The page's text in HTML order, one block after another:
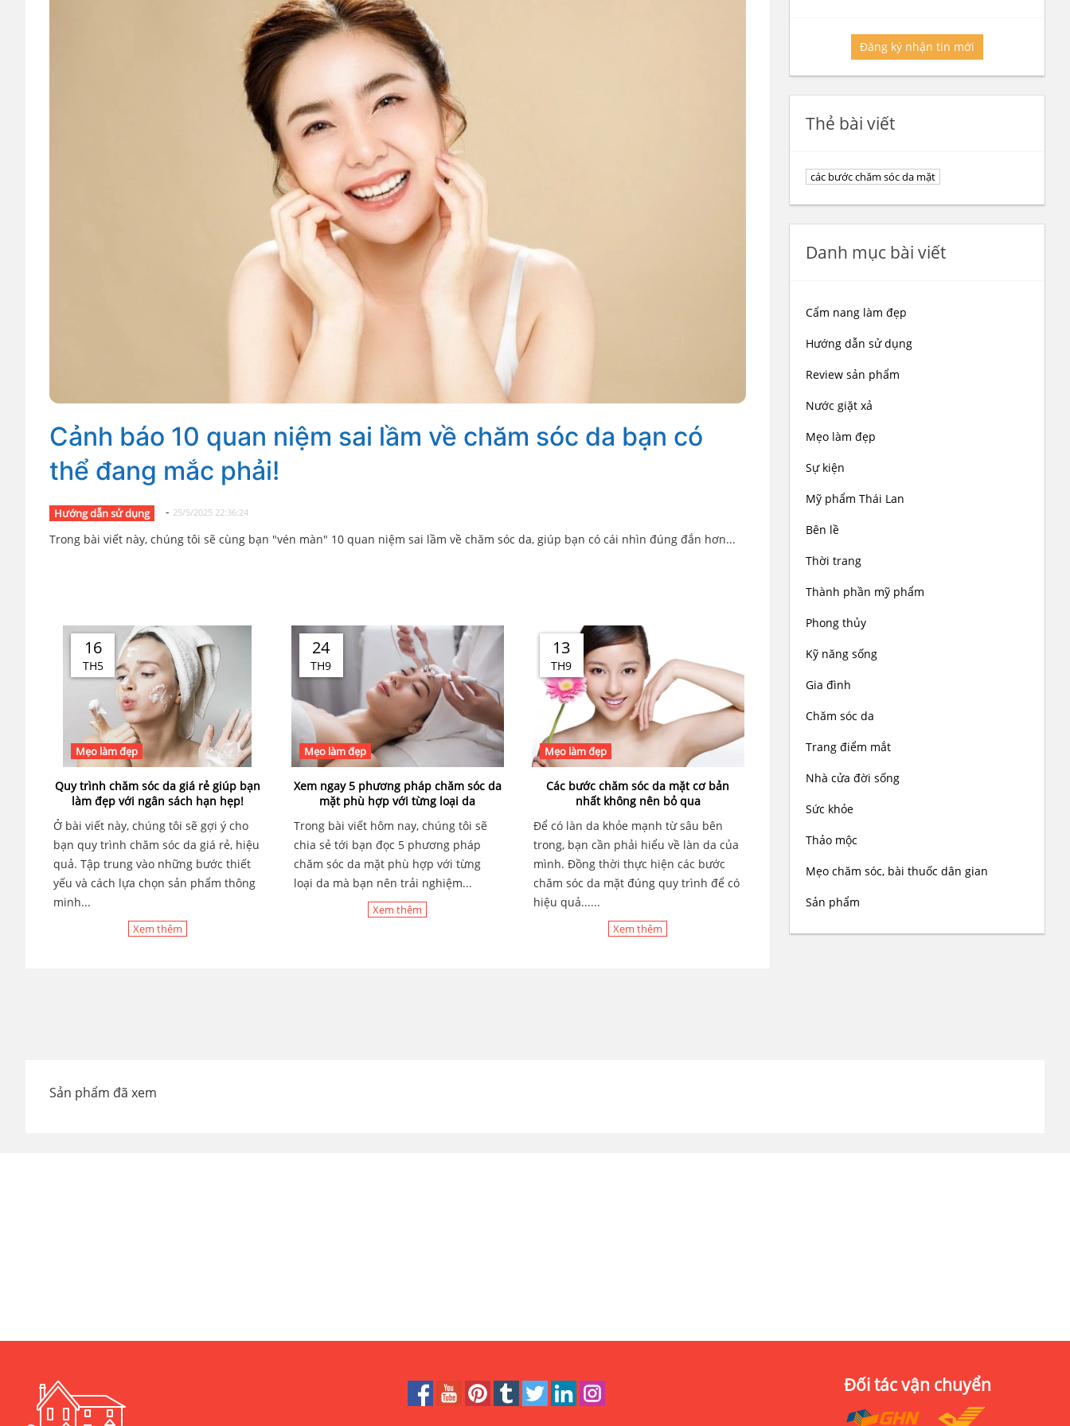
Cảnh báo 10 quan niệm sai lầm về chăm sóc da bạn có
thể đang mắc phải!
Hướng dẫn sử dụng - 25/5/2025 22:36:24
Trong bài viết này, chúng tôi sẽ cùng bạn "vén màn" 10 quan niệm sai lầm về chăm sóc da, giúp bạn có cái nhìn đúng đắn hơn...
16
TH5
Mẹo làm đẹp
Quy trình chăm sóc da giá rẻ giúp bạn
làm đẹp với ngân sách hạn hẹp!
Ở bài viết này, chúng tôi sẽ gợi ý cho
bạn quy trình chăm sóc da giá rẻ, hiệu
quả. Tập trung vào những bước thiết
yếu và cách lựa chọn sản phẩm thông
minh...
Xem thêm
24
TH9
Mẹo làm đẹp
Xem ngay 5 phương pháp chăm sóc da
mặt phù hợp với từng loại da
Trong bài viết hôm nay, chúng tôi sẽ
chia sẻ tới bạn đọc 5 phương pháp
chăm sóc da mặt phù hợp với từng
loại da mà bạn nên trải nghiệm...
Xem thêm
13
TH9
Mẹo làm đẹp
Các bước chăm sóc da mặt cơ bản
nhất không nên bỏ qua
Để có làn da khỏe mạnh từ sâu bên
trong, bạn cần phải hiểu về làn da của
mình. Đồng thời thực hiện các bước
chăm sóc da mặt đúng quy trình để có
hiệu quả......
Xem thêm
Đăng ký nhận tin mới
Thẻ bài viết
các bước chăm sóc da mặt
Danh mục bài viết
Cẩm nang làm đẹp
Hướng dẫn sử dụng
Review sản phẩm
Nước giặt xả
Mẹo làm đẹp
Sự kiện
Mỹ phẩm Thái Lan
Bên lề
Thời trang
Thành phần mỹ phẩm
Phong thủy
Kỹ năng sống
Gia đình
Chăm sóc da
Trang điểm mắt
Nhà cửa đời sống
Sức khỏe
Thảo mộc
Mẹo chăm sóc, bài thuốc dân gian
Sản phẩm
Sản phẩm đã xem
Đối tác vận chuyển